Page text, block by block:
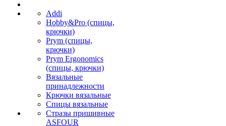
Addi
Hobby&Pro (спицы,
крючки)
Prym (спицы,
крючки)
Prym Ergonomics
(спицы, крючки)
Вязальные
принадлежности
Крючки вязальные
Спицы вязальные
Стразы пришивные
ASFOUR